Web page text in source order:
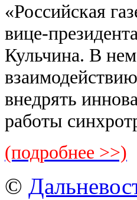
«Российская
вице-
Кульчина. В
внедрять
работы
(подробнее >>)
©